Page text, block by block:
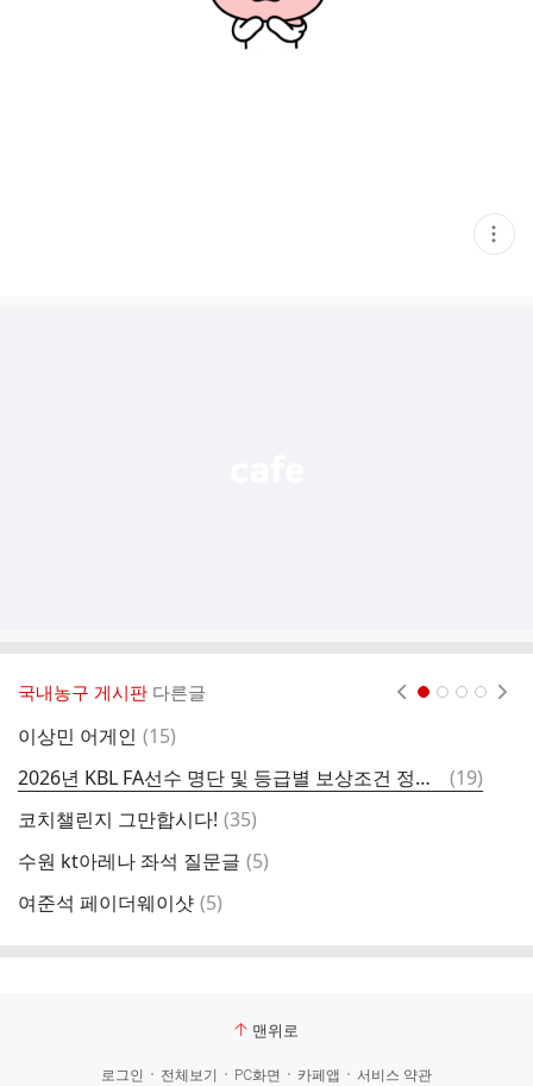
현
재
국내농구 게시판 다른글
이상민 어게인 댓
(15)
2026년 KBL FA선수 명단 및 등급별 보상조건 정리.txt
댓
글
(19)
코치챌린지 그만합시다! 댓
(35)
수원 kt아레나 좌석 질문글 댓
(5)
여준석 페이더웨이샷 댓
(5)
맨위로
로그인 전체보기 PC화면 카페앱 서비스 약관